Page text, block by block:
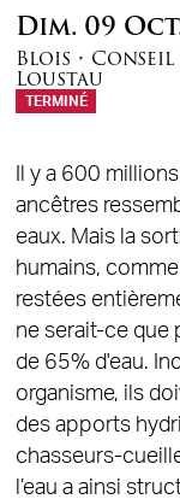
Dim. 09
Blois •
Loustau
TERMINÉ
Il y a 600
ancêtres
eaux. Mais la
humains,
restées
ne serait-ce que
de 65% d'eau.
organisme, ils
des apports
chasseurs-
l’eau a ainsi